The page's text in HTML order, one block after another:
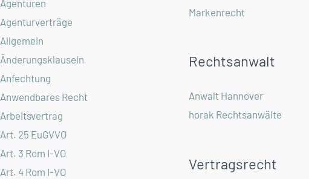
Agenturen
Agenturverträge
Allgemein
Änderungsklauseln
Anfechtung
Anwendbares Recht
Arbeitsvertrag
Art. 25 EuGVVO
Art. 3 Rom I-VO
Art. 4 Rom I-VO
Markenrecht
Rechtsanwalt
Anwalt Hannover
horak Rechtsanwälte
Vertragsrecht